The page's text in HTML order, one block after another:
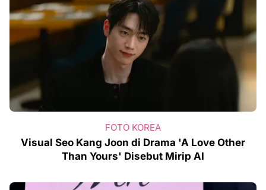
FOTO KOREA
Visual Seo Kang Joon di Drama 'A Love Other
Than Yours' Disebut Mirip AI